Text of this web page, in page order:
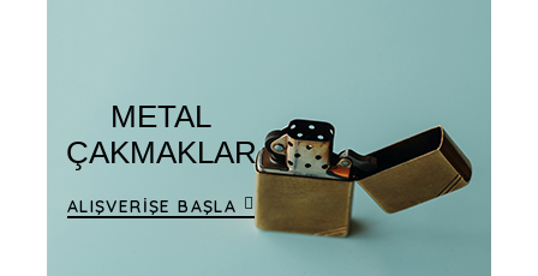
METAL
ÇAKMAKLAR
ALIŞVERİŞE BAŞLA